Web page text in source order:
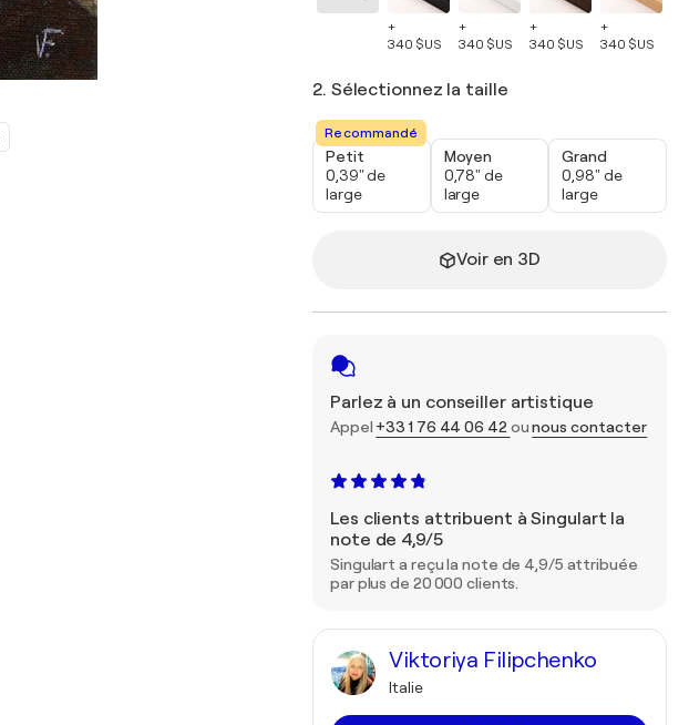
+
340 $US
+
340 $US
+
340 $US
+
340 $US
2. Sélectionnez la taille
Recommandé
Petit
0,39" de
large
Moyen
0,78" de
large
Grand
0,98" de
large
Voir en 3D
Parlez à un conseiller artistique
Appel +33 1 76 44 06 42 ounous contacter
Les clients attribuent à Singulart la
note de 4,9/5
Singulart a reçu la note de 4,9/5 attribuée
par plus de 20 000 clients.
Viktoriya Filipchenko
Italie